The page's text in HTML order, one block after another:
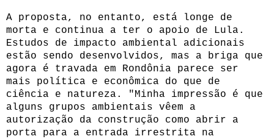
A proposta, no entanto, está longe de
morta e continua a ter o apoio de Lula.
Estudos de impacto ambiental adicionais
estão sendo desenvolvidos, mas a briga que
agora é travada em Rondônia parece ser
mais política e econômica do que de
ciência e natureza. "Minha impressão é que
alguns grupos ambientais vêem a
autorização da construção como abrir a
porta para a entrada irrestrita na